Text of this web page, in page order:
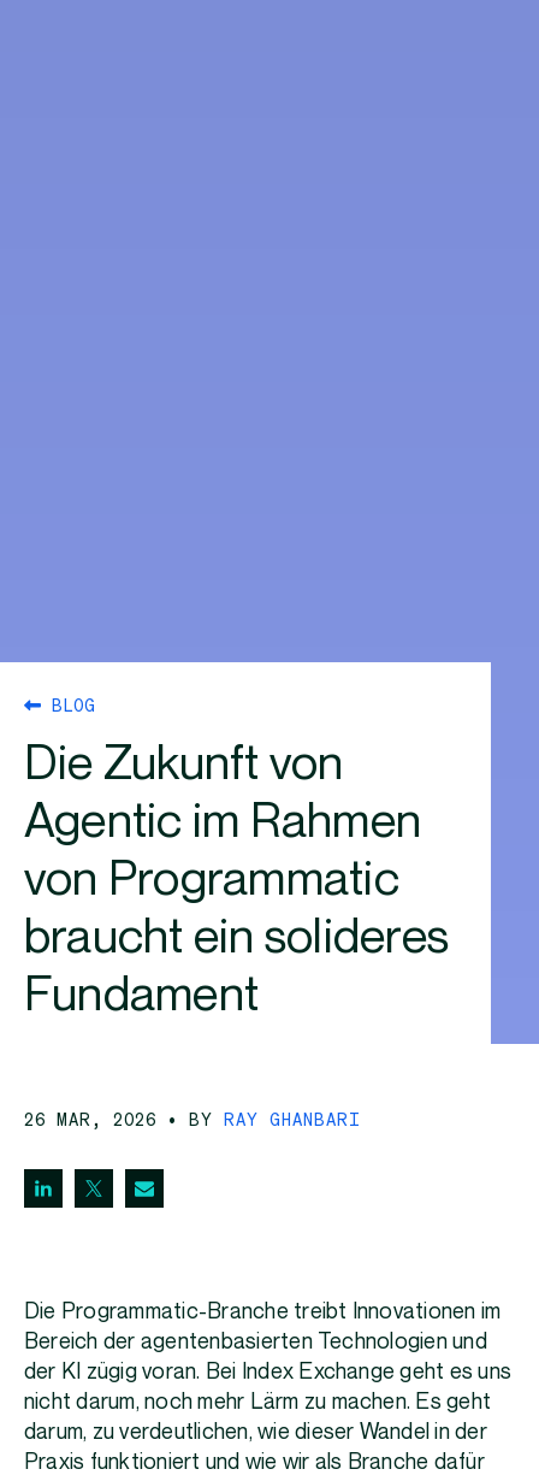
BLOG
Die Zukunft von
Agentic im Rahmen
von Programmatic
braucht ein solideres
Fundament
26 MAR, 2026 • BYRAY GHANBARI
Die Programmatic-Branche treibt Innovationen im
Bereich der agentenbasierten Technologien und
der KI zügig voran. Bei Index Exchange geht es uns
nicht darum, noch mehr Lärm zu machen. Es geht
darum, zu verdeutlichen, wie dieser Wandel in der
Praxis funktioniert und wie wir als Branche dafür